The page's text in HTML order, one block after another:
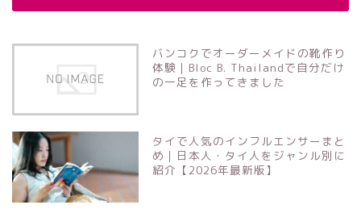
バンコクでオーダーメイドの靴作り
体験｜Bloc B. Thailandで自分だけ
の一足を作ってきました
タイで人気のインフルエンサーまと
め｜日本人・タイ人をジャンル別に
紹介【2026年最新版】